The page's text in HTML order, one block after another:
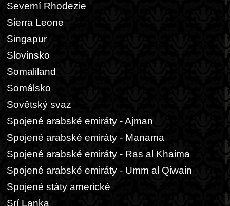
Severní Rhodezie
Sierra Leone
Singapur
Slovinsko
Somaliland
Somálsko
Sovětský svaz
Spojené arabské emiráty - Ajman
Spojené arabské emiráty - Manama
Spojené arabské emiráty - Ras al Khaima
Spojené arabské emiráty - Umm al Qiwain
Spojené státy americké
Srí Lanka